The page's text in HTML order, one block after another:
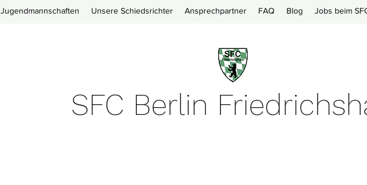
Jugendmannschaften Unsere Schiedsrichter Ansprechpartner FAQ Blog Jobs beim
SFC Berlin